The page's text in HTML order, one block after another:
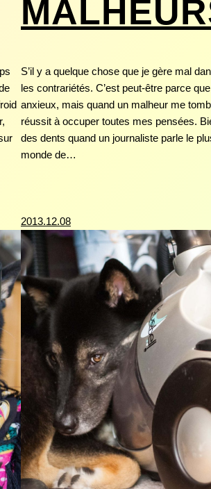
S’il y a quelque chose que je gère mal
les contrariétés. C’est peut-être parce
anxieux, mais quand un malheur me
réussit à occuper toutes mes pensées.
des dents quand un journaliste parle le
monde de…
2013.12.08